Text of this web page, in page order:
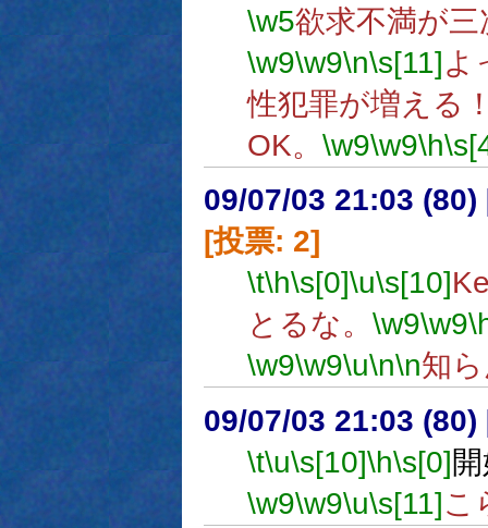
\w5欲求不満が
\w9\w9\n\s[11]よ
性犯罪が増える
OK。 \w9\w9\h
09/07/03 21:03 (80)
[投票: 2]
\t\h\s[0]\u\s[10]
とるな。 \w9\w9
\w9\w9\u\n\n知
09/07/03 21:03 (80)
\t\u\s[10]\h\s[0]
\w9\w9\u\s[11]こ